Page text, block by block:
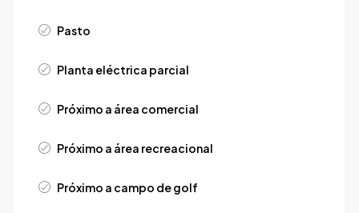
Pasto
Planta eléctrica parcial
Próximo a área comercial
Próximo a área recreacional
Próximo a campo de golf